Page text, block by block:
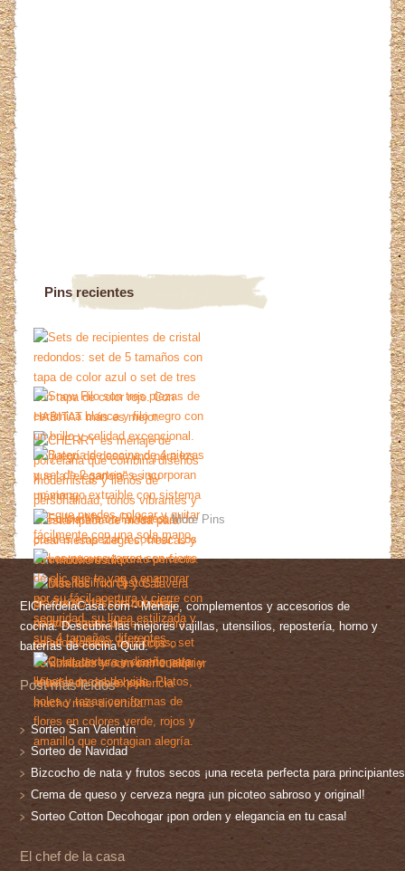
Pins recientes
More Pins
ElChefdelaCasa.com - Menaje, complementos y accesorios de
cocina. Descubre las mejores vajillas, utensilios, repostería, horno y
baterías de cocina Quid.
Post más leídos
Sorteo San Valentín
Sorteo de Navidad
Bizcocho de nata y frutos secos ¡una receta perfecta para
Crema de queso y cerveza negra ¡un picoteo sabroso y original!
Sorteo Cotton Decohogar ¡pon orden y elegancia en tu casa!
El chef de la casa